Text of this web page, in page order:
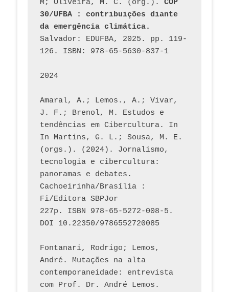
M; Oliveira, M. C. (org.). COP
30/UFBA : contribuições diante
da emergência climática.
Salvador: EDUFBA, 2025. pp. 119-
126. ISBN: 978-65-5630-837-1
2024
Amaral, A.; Lemos., A.; Vivar,
J. F.; Brenol, M. Estudos e
tendências em Cibercultura. In
In Martins, G. L.; Sousa, M. E.
(orgs.). (2024). Jornalismo,
tecnologia e cibercultura:
panoramas e debates.
Cachoeirinha/Brasília :
Fi/Editora SBPJor
227p. ISBN 978-65-5272-008-5.
DOI 10.22350/9786552720085
Fontanari, Rodrigo; Lemos,
André. Mutações na alta
contemporaneidade: entrevista
com Prof. Dr. André Lemos.